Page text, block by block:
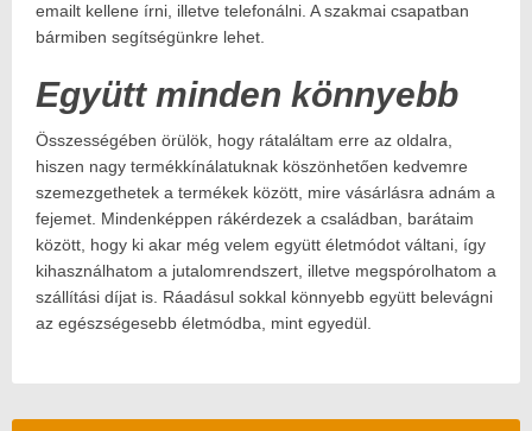
emailt kellene írni, illetve telefonálni. A szakmai csapatban
bármiben segítségünkre lehet.
Együtt minden könnyebb
Összességében örülök, hogy rátaláltam erre az oldalra,
hiszen nagy termékkínálatuknak köszönhetően kedvemre
szemezgethetek a termékek között, mire vásárlásra adnám a
fejemet. Mindenképpen rákérdezek a családban, barátaim
között, hogy ki akar még velem együtt életmódot váltani, így
kihasználhatom a jutalomrendszert, illetve megspórolhatom a
szállítási díjat is. Ráadásul sokkal könnyebb együtt belevágni
az egészségesebb életmódba, mint egyedül.